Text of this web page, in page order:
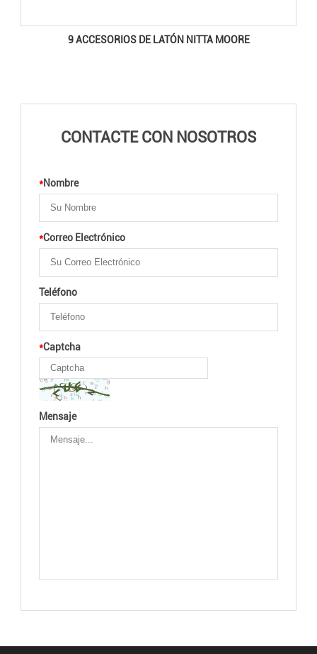
9 ACCESORIOS DE LATÓN NITTA MOORE
CONTACTE CON NOSOTROS
*Nombre
*Correo Electrónico
Teléfono
*Captcha
Mensaje